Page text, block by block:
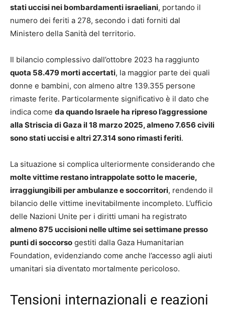
stati uccisi nei bombardamenti israeliani, portando il
numero dei feriti a 278, secondo i dati forniti dal
Ministero della Sanità del territorio.
Il bilancio complessivo dall’ottobre 2023 ha raggiunto
quota 58.479 morti accertati, la maggior parte dei quali
donne e bambini, con almeno altre 139.355 persone
rimaste ferite. Particolarmente significativo è il dato che
indica come da quando Israele ha ripreso l’aggressione
alla Striscia di Gaza il 18 marzo 2025, almeno 7.656 civili
sono stati uccisi e altri 27.314 sono rimasti feriti.
La situazione si complica ulteriormente considerando che
molte vittime restano intrappolate sotto le macerie,
irraggiungibili per ambulanze e soccorritori, rendendo il
bilancio delle vittime inevitabilmente incompleto. L’ufficio
delle Nazioni Unite per i diritti umani ha registrato
almeno 875 uccisioni nelle ultime sei settimane presso
punti di soccorso gestiti dalla Gaza Humanitarian
Foundation, evidenziando come anche l’accesso agli aiuti
umanitari sia diventato mortalmente pericoloso.
Tensioni internazionali e reazioni